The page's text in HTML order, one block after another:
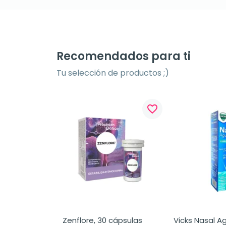
Recomendados para ti
Tu selección de productos ;)
favorite_border
Zenflore, 30 cápsulas
Vicks Nasal